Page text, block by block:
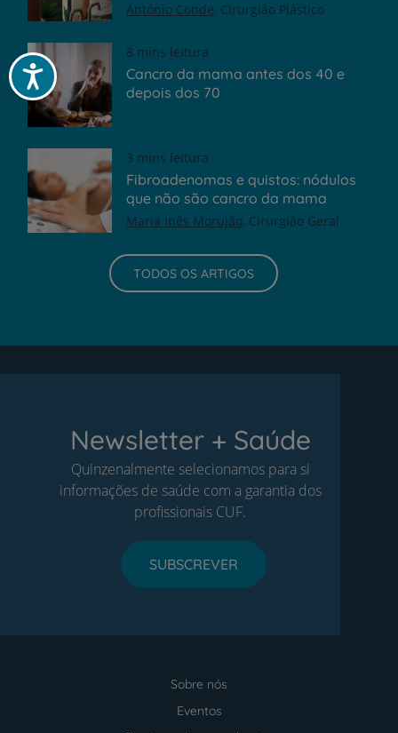
Acessibilidade
António Conde Cirurgião Plástico
8 mins leitura
Cancro da mama antes dos 40 e
depois dos 70
3 mins leitura
Fibroadenomas e quistos: nódulos
que não são cancro da mama
Maria Inês Morujão Cirurgião Geral
TODOS OS ARTIGOS
Newsletter + Saúde
Quinzenalmente selecionamos para si
informações de saúde com a garantia dos
profissionais CUF.
SUBSCREVER
Sobre nós
Eventos